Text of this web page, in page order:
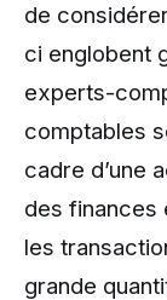
de
ci englobent
experts-
comptables
cadre d’une
des finances
les
grande